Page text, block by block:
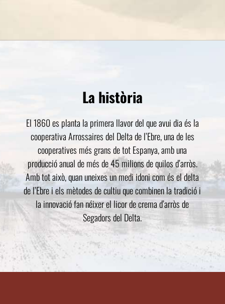
La història
El 1860 es planta la primera llavor del que avui dia és la
cooperativa Arrossaires del Delta de l’Ebre, una de les
cooperatives més grans de tot Espanya, amb una
producció anual de més de 45 milions de quilos d’arròs.
Amb tot això, quan uneixes un medi idoni com és el delta
de l’Ebre i els mètodes de cultiu que combinen la tradició i
la innovació fan néixer el licor de crema d’arròs de
Segadors del Delta.